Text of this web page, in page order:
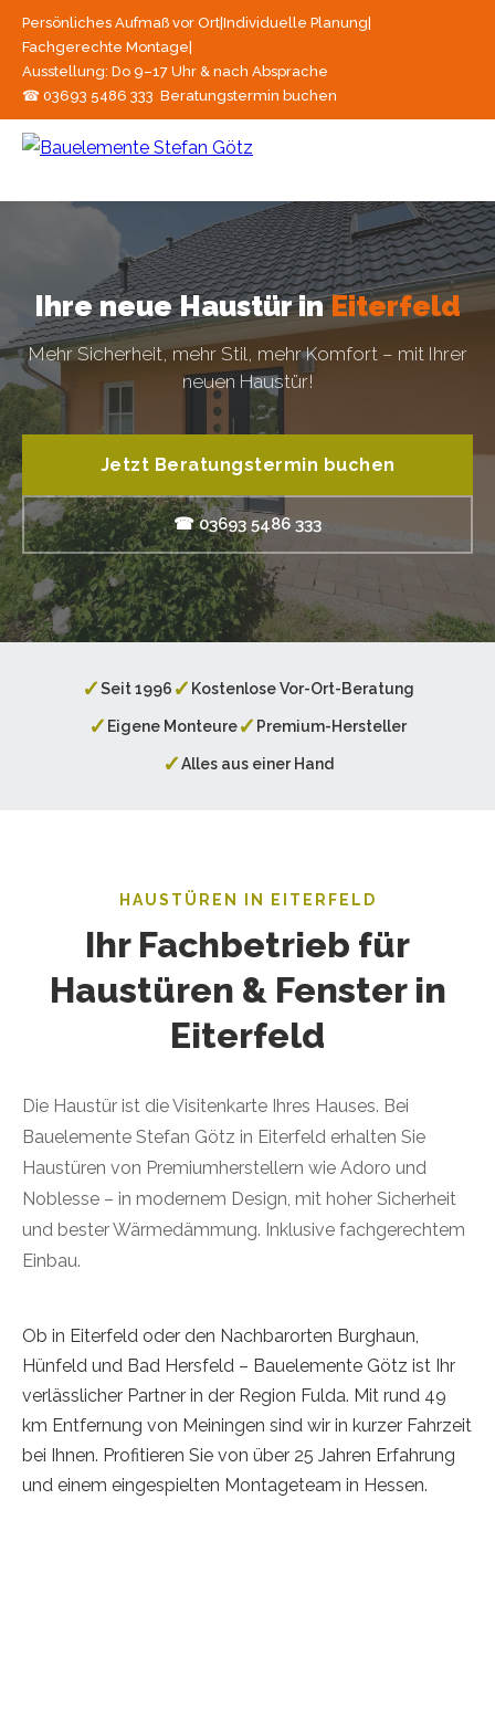
Persönliches Aufmaß vor Ort Individuelle Planung
Fachgerechte Montage
Ausstellung: Do 9–17 Uhr & nach Absprache
☎ 03693 5486 333 Beratungstermin buchen
Ihre neue Haustür inEiterfeld
Mehr Sicherheit, mehr Stil, mehr Komfort – mit Ihrer
neuen Haustür!
Jetzt Beratungstermin buchen
☎ 03693 5486 333
✓Seit 1996 ✓ Kostenlose Vor-Ort-Beratung
✓ Eigene Monteure✓ Premium-Hersteller
✓Alles aus einer Hand
HAUSTÜREN IN EITERFELD
Ihr Fachbetrieb für
Haustüren & Fenster in
Eiterfeld
Die Haustür ist die Visitenkarte Ihres Hauses. Bei
Bauelemente Stefan Götz in Eiterfeld erhalten Sie
Haustüren von Premiumherstellern wie Adoro und
Noblesse – in modernem Design, mit hoher Sicherheit
und bester Wärmedämmung. Inklusive fachgerechtem
Einbau.
Ob in Eiterfeld oder den Nachbarorten Burghaun,
Hünfeld und Bad Hersfeld – Bauelemente Götz ist Ihr
verlässlicher Partner in der Region Fulda. Mit rund 49
km Entfernung von Meiningen sind wir in kurzer Fahrzeit
bei Ihnen. Profitieren Sie von über 25 Jahren Erfahrung
und einem eingespielten Montageteam in Hessen.